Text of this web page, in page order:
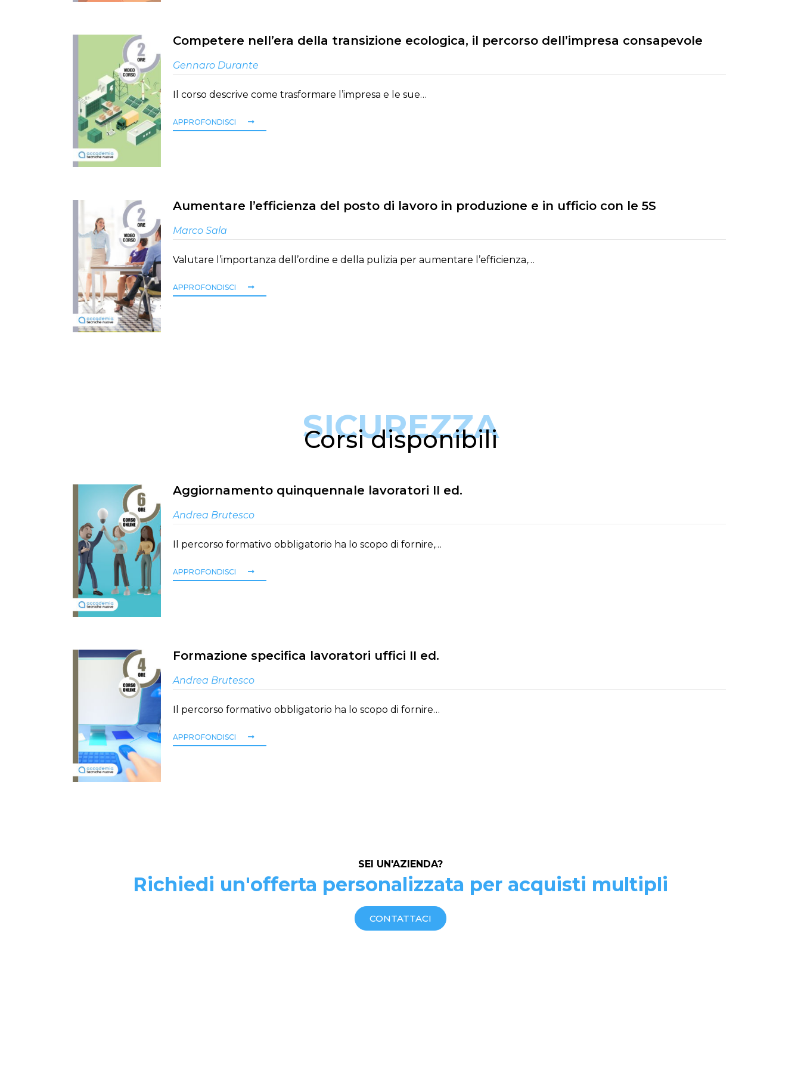
Competere nell’era della transizione ecologica, il percorso dell’impresa consapevole
Gennaro Durante
Il corso descrive come trasformare l’impresa e le sue…
APPROFONDISCI
Aumentare l’efficienza del posto di lavoro in produzione e in ufficio con le 5S
Marco Sala
Valutare l’importanza dell’ordine e della pulizia per aumentare l’efficienza,…
APPROFONDISCI
SICUREZZA
Corsi disponibili
Aggiornamento quinquennale lavoratori II ed.
Andrea Brutesco
Il percorso formativo obbligatorio ha lo scopo di fornire,…
APPROFONDISCI
Formazione specifica lavoratori uffici II ed.
Andrea Brutesco
Il percorso formativo obbligatorio ha lo scopo di fornire…
APPROFONDISCI
SEI UN'AZIENDA?
Richiedi un'offerta personalizzata per acquisti multipli
CONTATTACI